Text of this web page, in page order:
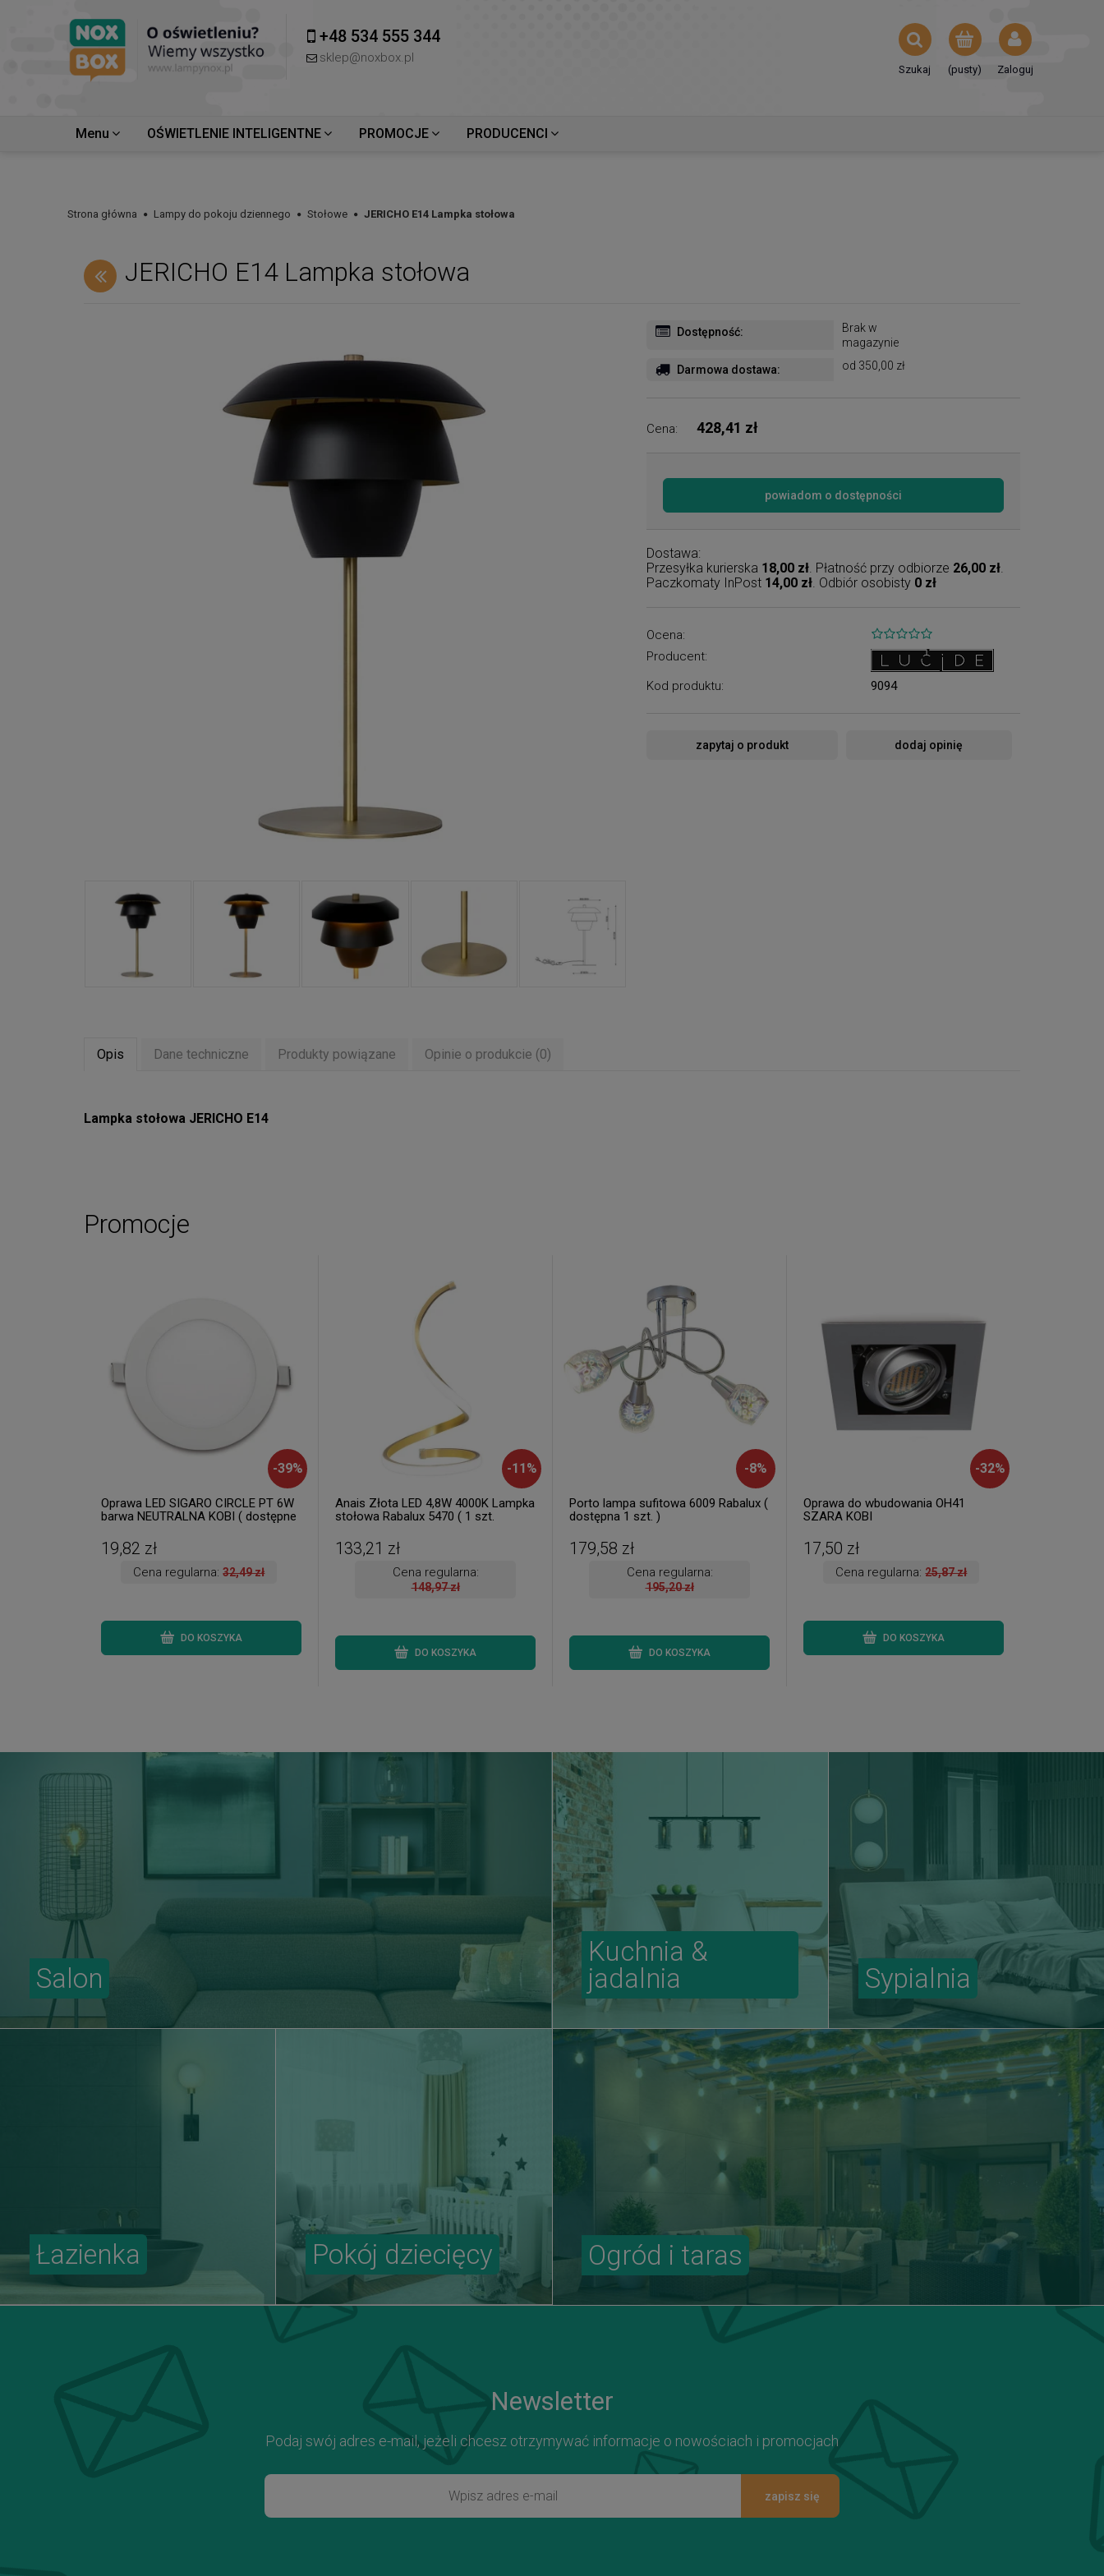
+48 534 555 344
sklep@noxbox.pl
(pusty) Zaloguj
Szukaj
Menu OŚWIETLENIE INTELIGENTNE PROMOCJE PRODUCENCI
Strona główna Lampy do pokoju dziennego Stołowe JERICHO E14 Lampka stołowa
JERICHO E14 Lampka stołowa
Dostępność:
Brak w
magazynie
Darmowa dostawa: od 350,00 zł
Cena: 428,41 zł
powiadom o dostępności
Dostawa:
Przesyłka kurierska 18,00 zł. Płatność przy odbiorze 26,00 zł.
Paczkomaty InPost 14,00 zł. Odbiór osobisty 0 zł
Ocena:
Producent:
Kod produktu:
9094
zapytaj o produkt dodaj opinię
Opis Dane techniczne Produkty powiązane Opinie o produkcie (0)
Lampka stołowa JERICHO E14
Promocje
-39%
Oprawa LED SIGARO CIRCLE PT 6W
barwa NEUTRALNA KOBI ( dostępne
19,82 zł
Cena regularna:32,49 zł
DO KOSZYKA
-11 %
Anais Złota LED 4,8W 4000K Lampka
stołowa Rabalux 5470 ( 1 szt.
133,21 zł
Cena regularna:
148,97 zł
DO KOSZYKA
-8%
Porto lampa sufitowa 6009 Rabalux (
dostępna 1 szt. )
179,58 zł
Cena regularna:
195,20 zł
DO KOSZYKA
-32%
Oprawa do wbudowania OH41
SZARA KOBI
17,50 zł
Cena regularna:25,87 zł
DO KOSZYKA
Salon
Kuchnia &
jadalnia
Sypialnia
Ogród i taras
Łazienka Pokój dziecięcy
Newsletter
Podaj swój adres e-mail, jeżeli chcesz otrzymywać informacje o nowościach i promocjach
zapisz się